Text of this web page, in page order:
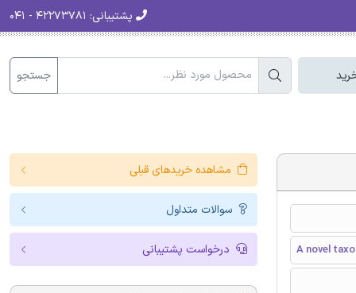
پشتیبانی:
جستجو
A novel
مشاهده خریدهای قبلی
سوالات متداول
درخواست پشتیبانی